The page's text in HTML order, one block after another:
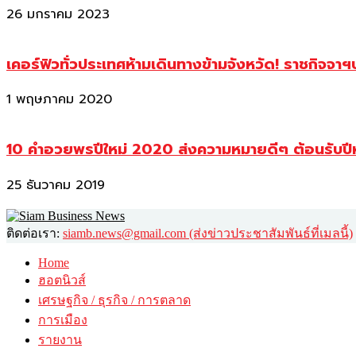
26 มกราคม 2023
เคอร์ฟิวทั่วประเทศห้ามเดินทางข้ามจังหวัด! ราชกิจจา
1 พฤษภาคม 2020
10 คำอวยพรปีใหม่ 2020 ส่งความหมายดีๆ ต้อนรับ
25 ธันวาคม 2019
ติดต่อเรา: siamb.news@gmail.com (ส่งข่าวประชาสัมพันธ์ที่เมลนี้)
Home
ฮอตนิวส์
เศรษฐกิจ / ธุรกิจ / การตลาด
การเมือง
รายงาน